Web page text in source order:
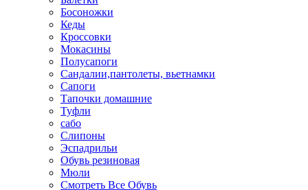
Босоножки
Кеды
Кроссовки
Мокасины
Полусапоги
Сандалии,пантолеты, вьетнамки
Сапоги
Тапочки домашние
Туфли
сабо
Слипоны
Эспадрильи
Обувь резиновая
Мюли
Смотреть Все Обувь